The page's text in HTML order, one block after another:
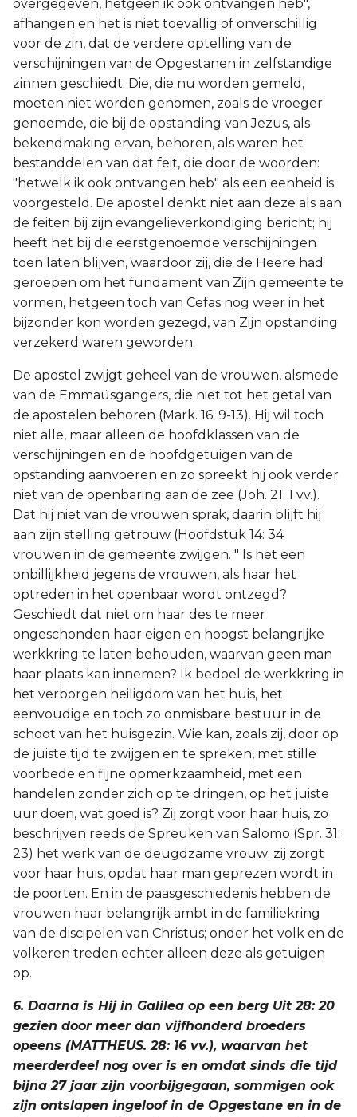
overgegeven, hetgeen ik ook ontvangen heb",
afhangen en het is niet toevallig of onverschillig
voor de zin, dat de verdere optelling van de
verschijningen van de Opgestanen in zelfstandige
zinnen geschiedt. Die, die nu worden gemeld,
moeten niet worden genomen, zoals de vroeger
genoemde, die bij de opstanding van Jezus, als
bekendmaking ervan, behoren, als waren het
bestanddelen van dat feit, die door de woorden:
"hetwelk ik ook ontvangen heb" als een eenheid is
voorgesteld. De apostel denkt niet aan deze als aan
de feiten bij zijn evangelieverkondiging bericht; hij
heeft het bij die eerstgenoemde verschijningen
toen laten blijven, waardoor zij, die de Heere had
geroepen om het fundament van Zijn gemeente te
vormen, hetgeen toch van Cefas nog weer in het
bijzonder kon worden gezegd, van Zijn opstanding
verzekerd waren geworden.
De apostel zwijgt geheel van de vrouwen, alsmede
van de Emmaüsgangers, die niet tot het getal van
de apostelen behoren (Mark. 16: 9-13). Hij wil toch
niet alle, maar alleen de hoofdklassen van de
verschijningen en de hoofdgetuigen van de
opstanding aanvoeren en zo spreekt hij ook verder
niet van de openbaring aan de zee (Joh. 21: 1 vv.).
Dat hij niet van de vrouwen sprak, daarin blijft hij
aan zijn stelling getrouw (Hoofdstuk 14: 34
vrouwen in de gemeente zwijgen. " Is het een
onbillijkheid jegens de vrouwen, als haar het
optreden in het openbaar wordt ontzegd?
Geschiedt dat niet om haar des te meer
ongeschonden haar eigen en hoogst belangrijke
werkkring te laten behouden, waarvan geen man
haar plaats kan innemen? Ik bedoel de werkkring in
het verborgen heiligdom van het huis, het
eenvoudige en toch zo onmisbare bestuur in de
schoot van het huisgezin. Wie kan, zoals zij, door op
de juiste tijd te zwijgen en te spreken, met stille
voorbede en fijne opmerkzaamheid, met een
handelen zonder zich op te dringen, op het juiste
uur doen, wat goed is? Zij zorgt voor haar huis, zo
beschrijven reeds de Spreuken van Salomo (Spr. 31:
23) het werk van de deugdzame vrouw; zij zorgt
voor haar huis, opdat haar man geprezen wordt in
de poorten. En in de paasgeschiedenis hebben de
vrouwen haar belangrijk ambt in de familiekring
van de discipelen van Christus; onder het volk en de
volkeren treden echter alleen deze als getuigen
op.
6. Daarna is Hij in Galilea op een berg Uit 28: 20
gezien door meer dan vijfhonderd broeders
opeens (MATTHEUS. 28: 16 vv.), waarvan het
meerderdeel nog over is en omdat sinds die tijd
bijna 27 jaar zijn voorbijgegaan, sommigen ook
zijn ontslapen ingeloof in de Opgestane en in de